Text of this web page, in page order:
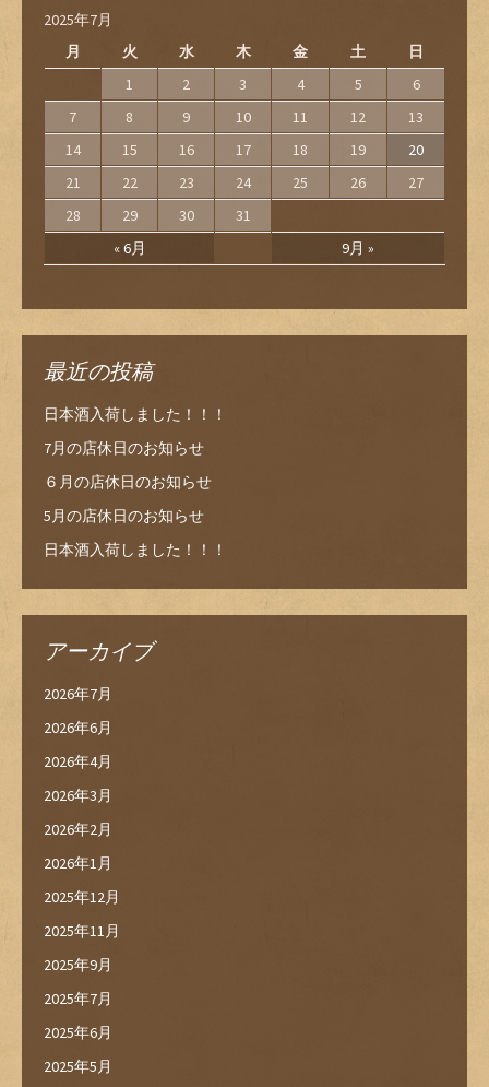
2025年7月
月
火 水 木 金 土 日
« 6月 9月 »
1 2 3 4 5
6
7
8 9 10 11 12
13
14
15 16 17 18 19
20
21
22 23 24 25 26
27
28
29 30 31
最近の投稿
日本酒入荷しました！！！
7月の店休日のお知らせ
６月の店休日のお知らせ
5月の店休日のお知らせ
日本酒入荷しました！！！
アーカイブ
2026年7月
2026年6月
2026年4月
2026年3月
2026年2月
2026年1月
2025年12月
2025年11月
2025年9月
2025年7月
2025年6月
2025年5月